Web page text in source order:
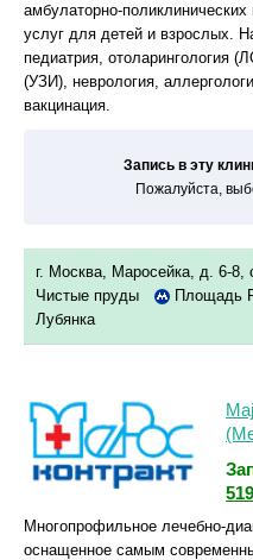
амбулаторно-поликлинических
услуг для детей и взрослых.
педиатрия, отоларингология
(УЗИ), неврология,
вакцинация.
Запись в эту
Пожалуйста,
г. Москва, Маросейка, д. 6-8,
Чистые пруды
Площадь
Лубянка
Многопрофильное лечебно-
оснащенное самым